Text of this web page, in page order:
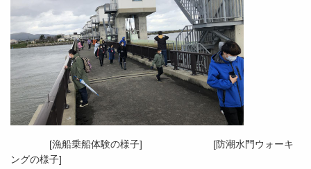
[漁船乗船体験の様子] [防潮水門ウォーキ
ングの様子]